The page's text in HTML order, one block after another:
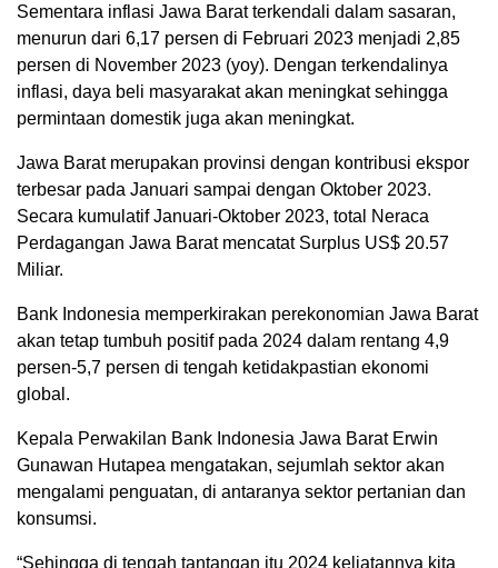
Sementara inflasi Jawa Barat terkendali dalam sasaran,
menurun dari 6,17 persen di Februari 2023 menjadi 2,85
persen di November 2023 (yoy). Dengan terkendalinya
inflasi, daya beli masyarakat akan meningkat sehingga
permintaan domestik juga akan meningkat.
Jawa Barat merupakan provinsi dengan kontribusi ekspor
terbesar pada Januari sampai dengan Oktober 2023.
Secara kumulatif Januari-Oktober 2023, total Neraca
Perdagangan Jawa Barat mencatat Surplus US$ 20.57
Miliar.
Bank Indonesia memperkirakan perekonomian Jawa Barat
akan tetap tumbuh positif pada 2024 dalam rentang 4,9
persen-5,7 persen di tengah ketidakpastian ekonomi
global.
Kepala Perwakilan Bank Indonesia Jawa Barat Erwin
Gunawan Hutapea mengatakan, sejumlah sektor akan
mengalami penguatan, di antaranya sektor pertanian dan
konsumsi.
“Sehingga di tengah tantangan itu 2024 keliatannya kita